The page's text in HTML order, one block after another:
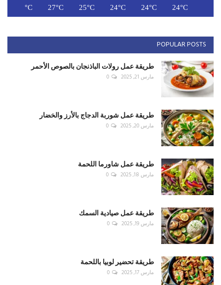
24°C
24°C
24°C
25°C
27°C
29°C
POPULAR POSTS
طريقة عمل رولات الباذنجان بالصوص الأحمر
مارس 21, 2025 0
طريقة عمل شوربة الدجاج بالأرز والخضار
مارس 20, 2025 0
طريقة عمل شاورما اللحمة
مارس 18, 2025 0
طريقة عمل صيادية السمك
مارس 19, 2025 0
طريقة تحضير لوبيا باللحمة
مارس 17, 2025 0